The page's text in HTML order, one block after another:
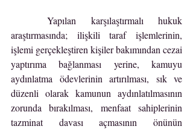
	Yapılan karşılaştırmalı hukuk
araştırmasında; ilişkili taraf işlemlerinin,
işlemi gerçekleştiren kişiler bakımından cezai
yaptırıma bağlanması yerine, kamuyu
aydınlatma ödevlerinin artırılması, sık ve
düzenli olarak kamunun aydınlatılmasının
zorunda bırakılması, menfaat sahiplerinin
tazminat davası açmasının önünün